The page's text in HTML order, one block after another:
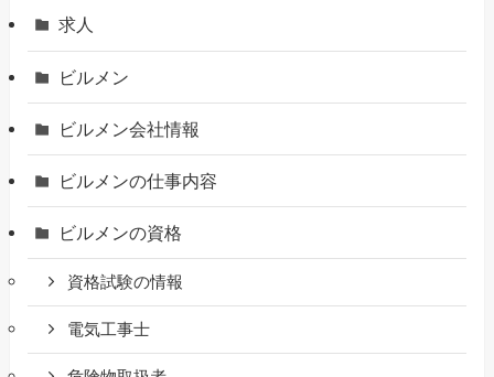
求人
ビルメン
ビルメン会社情報
ビルメンの仕事内容
ビルメンの資格
資格試験の情報
電気工事士